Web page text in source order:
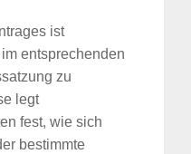
ist
entsprechenden
zu
legt
fest, wie sich
bestimmte